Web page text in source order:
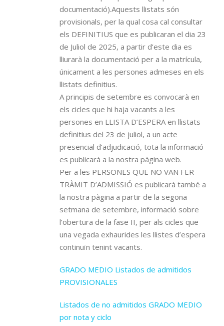
documentació).Aquests llistats són
provisionals, per la qual cosa cal consultar
els DEFINITIUS que es publicaran el dia 23
de Juliol de 2025, a partir d’este dia es
lliurarà la documentació per a la matrícula,
únicament a les persones admeses en els
llistats definitius.
A principis de setembre es convocarà en
els cicles que hi haja vacants a les
persones en LLISTA D’ESPERA en llistats
definitius del 23 de juliol, a un acte
presencial d’adjudicació, tota la informació
es publicarà a la nostra pàgina web.
Per a les PERSONES QUE NO VAN FER
TRÀMIT D’ADMISSIÓ es publicarà també a
la nostra pàgina a partir de la segona
setmana de setembre, informació sobre
l’obertura de la fase II, per als cicles que
una vegada exhaurides les llistes d’espera
continuïn tenint vacants.
GRADO MEDIO Listados de admitidos
PROVISIONALES
Listados de no admitidos GRADO MEDIO
por nota y ciclo